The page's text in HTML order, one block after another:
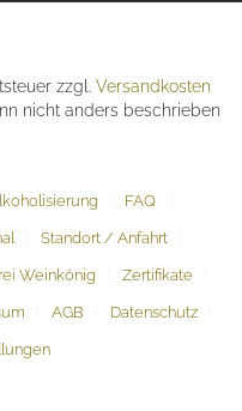
zzgl. Versandkosten
nicht anders beschrieben
FAQ
Standort / Anfahrt
Weinkönig Zertifikate
AGB Datenschutz